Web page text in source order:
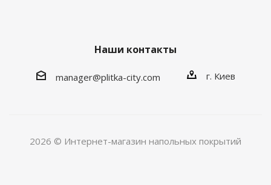
Наши контакты
manager@plitka-city.com г. Киев
2026 © Интернет-магазин напольных покрытий